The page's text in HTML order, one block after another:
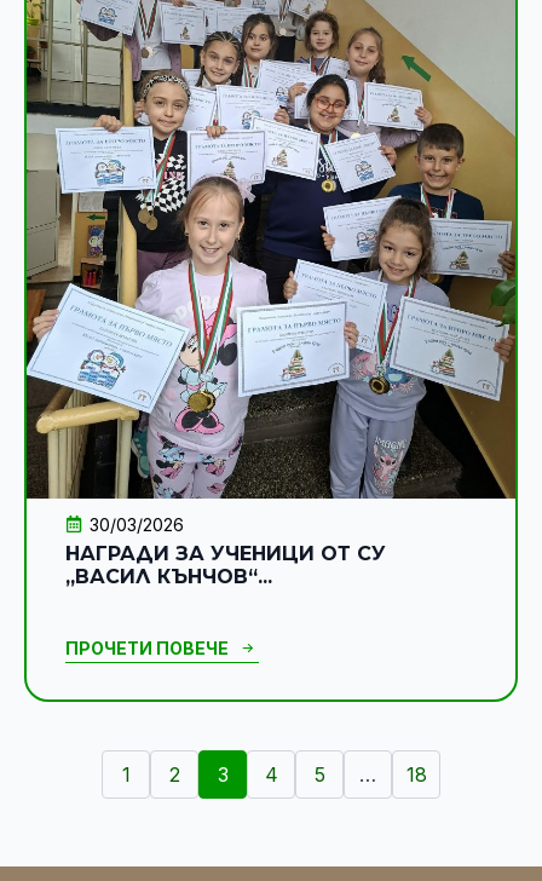
30/03/2026
НАГРАДИ ЗА УЧЕНИЦИ ОТ СУ
„ВАСИЛ КЪНЧОВ“...
ПРОЧЕТИ ПОВЕЧЕ
1 2 3 4 5 … 18